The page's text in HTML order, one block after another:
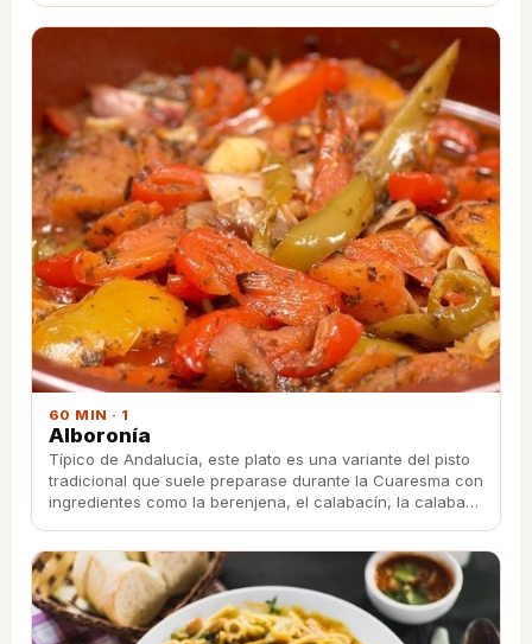
60 MIN · 1
Alboronía
Típico de Andalucía, este plato es una variante del pisto
tradicional que suele preparase durante la Cuaresma con
ingredientes como la berenjena, el calabacín, la calabaza